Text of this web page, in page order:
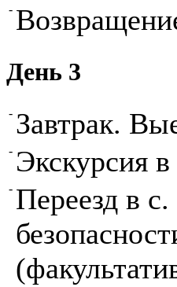
-
День 3
- Завтрак.
- Экскурсия
- Переезд в